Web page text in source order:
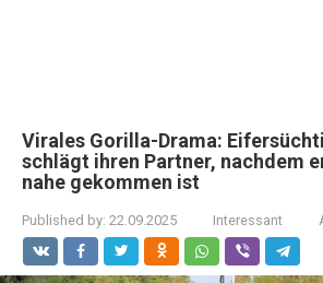
Virales Gorilla-Drama:
schlägt ihren Partner, nachdem
nahe gekommen ist
Published by: 22.09.2025 Interessant